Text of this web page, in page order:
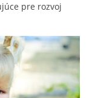
pre rozvoj